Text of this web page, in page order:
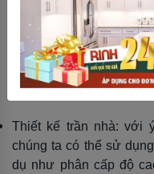
Với từng nhu cầu, với
những không gian
Hoa xin giới thiệu đến
không gian liên kết
Thiết kế trần nhà: với
chúng ta có thể sử
dụ như phân cấp độ